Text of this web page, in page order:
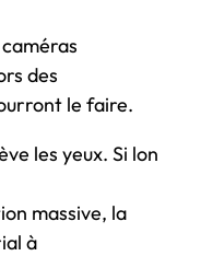
des
le faire.
les yeux. Si lon
massive, la
à